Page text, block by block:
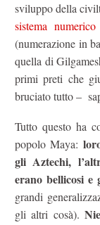
sviluppo della
sistema
(numerazione in
quella di
primi preti che
bruciato tutto –
Tutto questo ha
popolo Maya:
gli Aztechi,
erano bellicosi e
grandi
gli altri cosà).